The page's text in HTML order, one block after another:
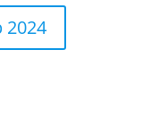
2024